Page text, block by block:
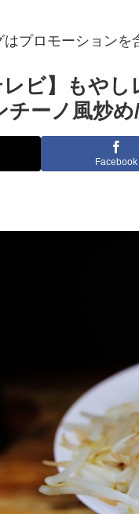
はプロモーションを
レビ】もや
ーノ風炒め
Facebook